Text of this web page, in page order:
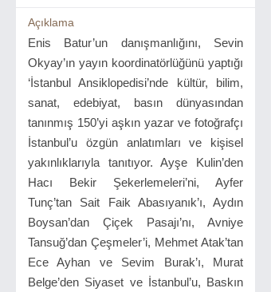
Açıklama
Enis Batur’un danışmanlığını, Sevin
Okyay’ın yayın koordinatörlüğünü yaptığı
‘İstanbul Ansiklopedisi’nde kültür, bilim,
sanat, edebiyat, basın dünyasından
tanınmış 150’yi aşkın yazar ve fotoğrafçı
İstanbul’u özgün anlatımları ve kişisel
yakınlıklarıyla tanıtıyor. Ayşe Kulin’den
Hacı Bekir Şekerlemeleri’ni, Ayfer
Tunç’tan Sait Faik Abasıyanık’ı, Aydın
Boysan’dan Çiçek Pasajı’nı, Avniye
Tansuğ’dan Çeşmeler’i, Mehmet Atak’tan
Ece Ayhan ve Sevim Burak’ı, Murat
Belge’den Siyaset ve İstanbul’u, Baskın